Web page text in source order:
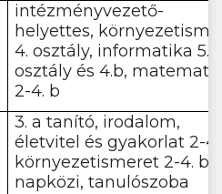
intézményvezető-
helyettes,
4. osztály, informatika 5.
osztály és 4.b,
2-4. b
3. a tanító, irodalom,
életvitel és gyakorlat 2-4.
környezetismeret 2-4. b
napközi, tanulószoba